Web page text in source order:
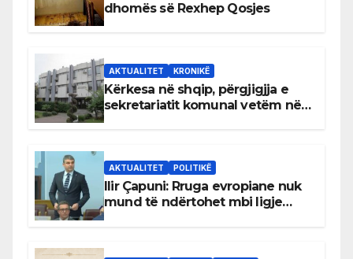
dhomës së Rexhep Qosjes
AKTUALITET KRONIKË
Kërkesa në shqip, përgjigjja e
sekretariatit komunal vetëm në
AKTUALITET POLITIKË
Ilir Çapuni: Rruga evropiane nuk
mund të ndërtohet mbi ligje